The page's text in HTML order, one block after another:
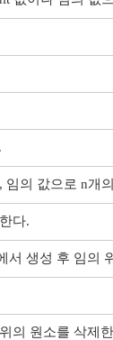
임의 값으로 n개
다.
서 생성 후 임의
의 원소를 삭제